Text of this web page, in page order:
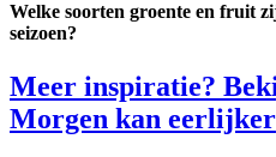
Welke soorten groente en fruit
seizoen?
Meer inspiratie?
Morgen kan eerlijker